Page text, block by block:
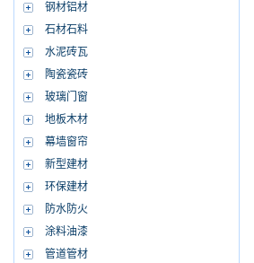
钢材铝材
石材石料
水泥砖瓦
陶瓷瓷砖
玻璃门窗
地板木材
幕墙窗帘
新型建材
环保建材
防水防火
涂料油漆
管道管材